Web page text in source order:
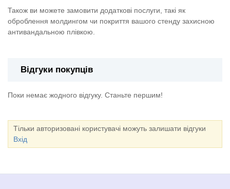
Також ви можете замовити додаткові послуги, такі як
оброблення молдингом чи покриття вашого стенду захисною
антивандальною плівкою.
Відгуки покупців
Поки немає жодного відгуку. Станьте першим!
Тільки авторизовані користувачі можуть залишати відгуки
Вхід